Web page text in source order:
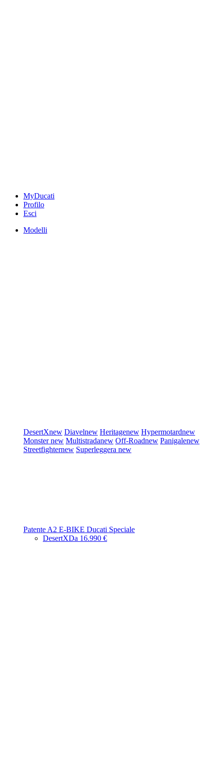
MyDucati
Profilo
Esci
Modelli
DesertXnew Diavelnew Heritagenew Hypermotardnew
Monsternew Multistradanew Off-Roadnew Panigalenew
Streetfighternew Superleggera new
Patente A2 E-BIKE Ducati Speciale
DesertXDa 16.990 €